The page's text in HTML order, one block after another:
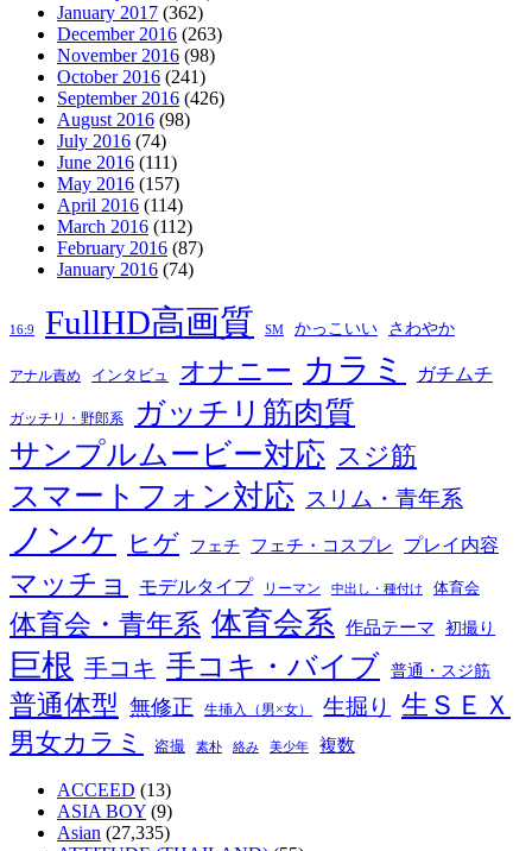
January 2017 (362)
December 2016 (263)
November 2016 (98)
October 2016 (241)
September 2016 (426)
August 2016 (98)
July 2016 (74)
June 2016 (111)
May 2016 (157)
April 2016 (114)
March 2016 (112)
February 2016 (87)
January 2016 (74)
16:9 FullHD高画質 SM かっこいい さわやか
アナル責め インタビュ オナニー カラミ ガチムチ
ガッチリ・野郎系
ガッチリ筋肉質
サンプルムービー対応 スジ筋
スマートフォン対応 スリム・青年系
ノンケ ヒゲ フェチ フェチ・コスプレ プレイ内容
マッチョ モデルタイプ リーマン 中出し・種付け 体育会
体育会・青年系 体育会系 作品テーマ 初撮り
巨根 手コキ 手コキ・バイブ 普通・スジ筋
普通体型 無修正 生挿入（男×女） 生掘り
生ＳＥＸ
男女カラミ
盗撮 素朴 絡み 美少年 複数
ACCEED (13)
ASIA BOY (9)
Asian (27,335)